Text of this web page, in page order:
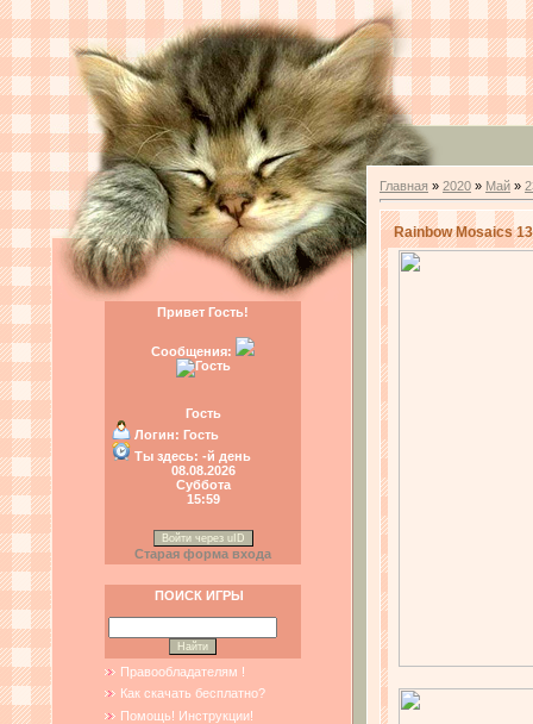
Привет Гость!
Сообщения:
Гость
Логин: Гость
Ты здесь: -й день
08.08.2026
Суббота
15:59
Войти через uID
Старая форма входа
ПОИСК ИГРЫ
Правообладателям !
Как скачать бесплатно?
Помощь! Инструкции!
Главная » 2020 » Май »
Rainbow Mosaics